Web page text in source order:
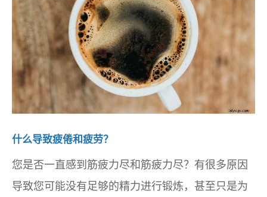
什么导致疲倦和疲劳？
您是否一直感到筋疲力尽和筋疲力尽？有很多原因
导致您可能没有足够的精力进行锻炼，甚至只是为